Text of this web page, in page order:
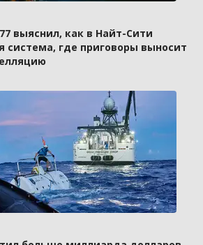
выяснил, как в Найт-Сити
система, где приговоры выносит